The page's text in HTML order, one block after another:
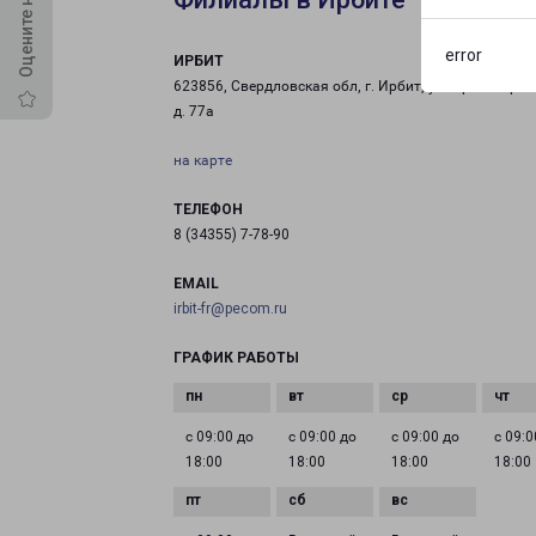
error
ИРБИТ
623856, Свердловская обл, г. Ирбит, ул.
д. 77а
на карте
ТЕЛЕФОН
8 (34355) 7-78-90
EMAIL
irbit-fr@pecom.ru
ГРАФИК РАБОТЫ
с 09:00 до
18:00
с 09:00 до
18:00
с 09:00 до
18:00
с
18:00